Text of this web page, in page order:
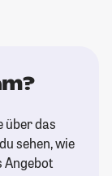
über das
sehen, wie
Angebot